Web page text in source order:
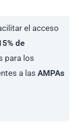
el acceso
de
para los
a las AMPAs